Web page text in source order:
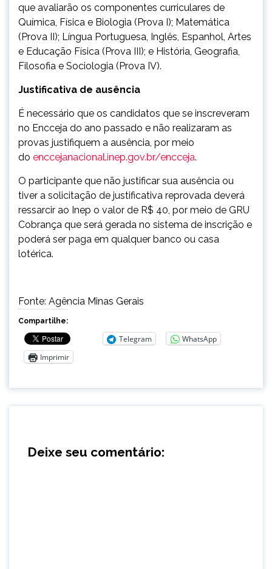
que avaliarão os componentes curriculares de
Química, Física e Biologia (Prova I); Matemática
(Prova II); Língua Portuguesa, Inglês, Espanhol, Artes
e Educação Física (Prova III); e História, Geografia,
Filosofia e Sociologia (Prova IV).
Justificativa de ausência
É necessário que os candidatos que se inscreveram
no Encceja do ano passado e não realizaram as
provas justifiquem a ausência, por meio
do enccejanacional.inep.gov.br/encceja.
O participante que não justificar sua ausência ou
tiver a solicitação de justificativa reprovada deverá
ressarcir ao Inep o valor de R$ 40, por meio de GRU
Cobrança que será gerada no sistema de inscrição e
poderá ser paga em qualquer banco ou casa
lotérica.
Fonte: Agência Minas Gerais
Compartilhe:
Telegram
WhatsApp
Imprimir
Deixe seu comentário: